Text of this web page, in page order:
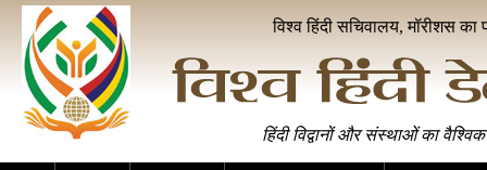
विश्व हिंदी सचिवालय, मॉरीशस का
हिंदी विद्वानों और संस्थाओं का